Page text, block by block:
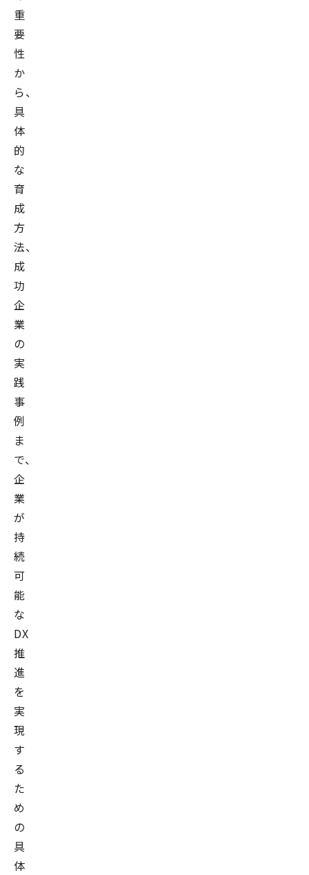
重
要
性
か
ら、
具
体
的
な
育
成
方
法、
成
功
企
業
の
実
践
事
例
ま
で、
企
業
が
持
続
可
能
な
DX
推
進
を
実
現
す
る
た
め
の
具
体